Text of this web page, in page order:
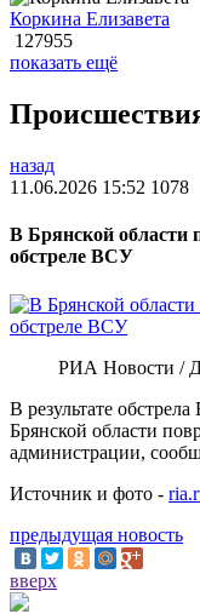
Коркина Елизавета
127955
показать ещё
назад
11.06.2026 15:52 1078
В Брянской области
обстреле ВСУ
РИА Новости /
В результате
Брянской области
администрации,
Источник и фото -
предыдущая новость
вверх